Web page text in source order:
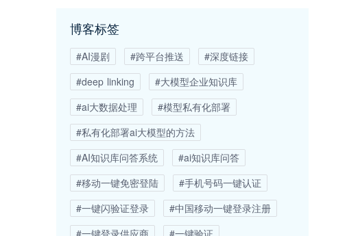
博客标签
#AI漫剧 #跨平台推送
#深度链接
#deep linking
#大模型企业知识库
#ai大数据处理
#模型私有化部署
#私有化部署ai大模型的方法
#AI知识库问答系统
#ai知识库问答
#移动一键免密登陆
#手机号码一键认证
#一键闪验证登录
#中国移动一键登录注册
#一键登录供应商
#一键验证